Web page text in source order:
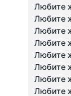
Любите
Любите
Любите
Любите
Любите
Любите
Любите
Любите